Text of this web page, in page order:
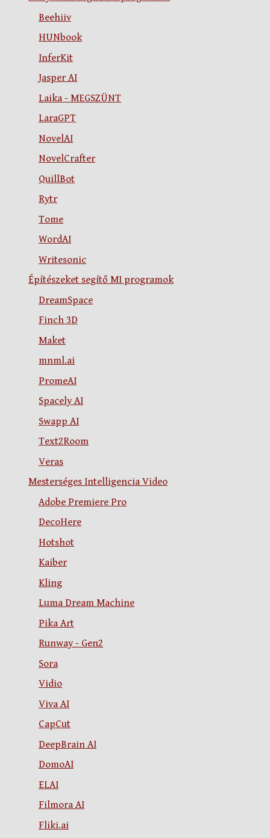
Beehiiv
HUNbook
InferKit
Jasper AI
Laika - MEGSZÜNT
LaraGPT
NovelAI
NovelCrafter
QuillBot
Rytr
Tome
WordAI
Writesonic
Építészeket segítő MI programok
DreamSpace
Finch 3D
Maket
mnml.ai
PromeAI
Spacely AI
Swapp AI
Text2Room
Veras
Mesterséges Intelligencia Video
Adobe Premiere Pro
DecoHere
Hotshot
Kaiber
Kling
Luma Dream Machine
Pika Art
Runway - Gen2
Sora
Vidio
Viva AI
CapCut
DeepBrain AI
DomoAI
ELAI
Filmora AI
Fliki.ai